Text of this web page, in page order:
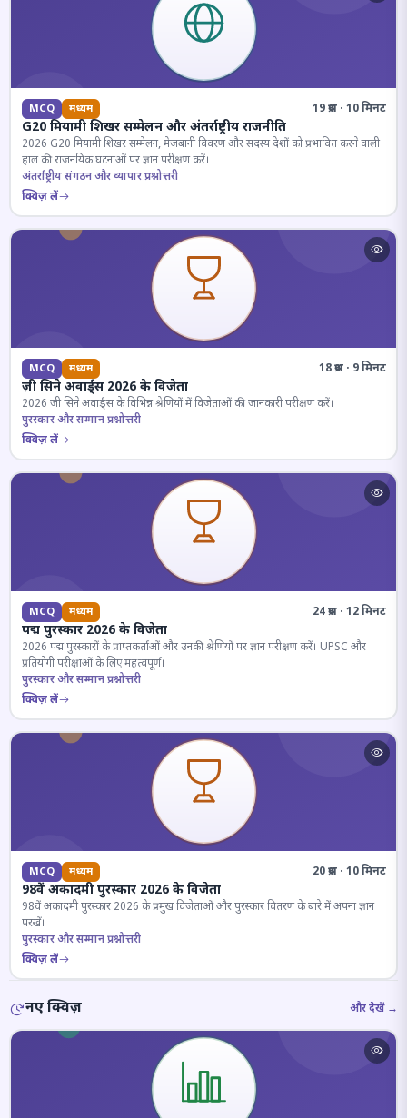
MCQ मध्यम 19 प्रश्न · 10 मिनट
G20 मियामी शिखर सम्मेलन और अंतर्राष्ट्रीय राजनीति
2026 G20 मियामी शिखर सम्मेलन, मेजबानी विवरण और सदस्य देशों को प्रभावित करने वाली
हाल की राजनयिक घटनाओं पर ज्ञान परीक्षण करें।
अंतर्राष्ट्रीय संगठन और व्यापार प्रश्नोत्तरी
क्विज़ लें
MCQ मध्यम 18 प्रश्न · 9 मिनट
ज़ी सिने अवार्ड्स 2026 के विजेता
2026 जी सिने अवार्ड्स के विभिन्न श्रेणियों में विजेताओं की जानकारी परीक्षण करें।
पुरस्कार और सम्मान प्रश्नोत्तरी
क्विज़ लें
MCQ मध्यम 24 प्रश्न · 12 मिनट
पद्म पुरस्कार 2026 के विजेता
2026 पद्म पुरस्कारों के प्राप्तकर्ताओं और उनकी श्रेणियों पर ज्ञान परीक्षण करें। UPSC और
प्रतियोगी परीक्षाओं के लिए महत्वपूर्ण।
पुरस्कार और सम्मान प्रश्नोत्तरी
क्विज़ लें
MCQ मध्यम 20 प्रश्न · 10 मिनट
98वें अकादमी पुरस्कार 2026 के विजेता
98वें अकादमी पुरस्कार 2026 के प्रमुख विजेताओं और पुरस्कार वितरण के बारे में अपना ज्ञान
परखें।
पुरस्कार और सम्मान प्रश्नोत्तरी
क्विज़ लें
नए क्विज़ और देखें →